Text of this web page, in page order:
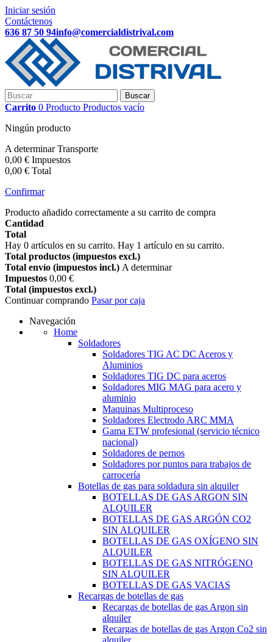
Iniciar sesión
Contáctenos
636 87 50 94info@comercialdistrival.com
Buscar
Carrito 0 Producto Productos vacío
Ningún producto
A determinarTransporte
0,00 € Impuestos
0,00 € Total
Confirmar
Producto añadido correctamente a su carrito de compra
Cantidad
Total
Hay 0 artículos en su carrito. Hay 1 artículo en su carrito.
Total productos (impuestos excl.)
Total envío (impuestos incl.) A determinar
Impuestos 0,00 €
Total (impuestos excl.)
Continuar comprando Pasar por caja
Navegación
Home
Soldadores
Soldadores TIG AC DC Aceros y
Aluminios
Soldadores TIG DC para aceros
Soldadores MIG MAG para acero y
aluminio
Maquinas Multiproceso
Soldadores Electrodo ARC MMA
Gama ETW profesional (servicio técnico
nacional)
Soldadores de pernos
Soldadores por puntos para trabajos de
carrocería
Botellas de gas para soldadura sin alquiler
BOTELLAS DE GAS ARGON SIN
ALQUILER
BOTELLAS DE GAS ARGÓN CO2
SIN ALQUILER
BOTELLAS DE GAS OXÍGENO SIN
ALQUILER
BOTELLAS DE GAS NITRÓGENO
SIN ALQUILER
BOTELLAS DE GAS VACIAS
Recargas de botellas de gas
Recargas de botellas de gas Argon sin
alquiler
Recargas de botellas de gas Argon Co2 sin
alquiler